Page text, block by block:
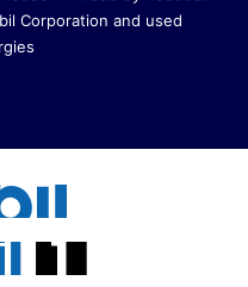
Corporation and used